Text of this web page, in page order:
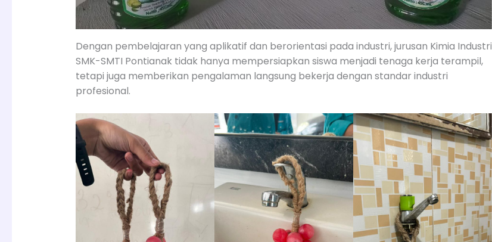
Dengan pembelajaran yang aplikatif dan berorientasi pada industri, jurusan Kimia Industri
SMK-SMTI Pontianak tidak hanya mempersiapkan siswa menjadi tenaga kerja terampil,
tetapi juga memberikan pengalaman langsung bekerja dengan standar industri
profesional.